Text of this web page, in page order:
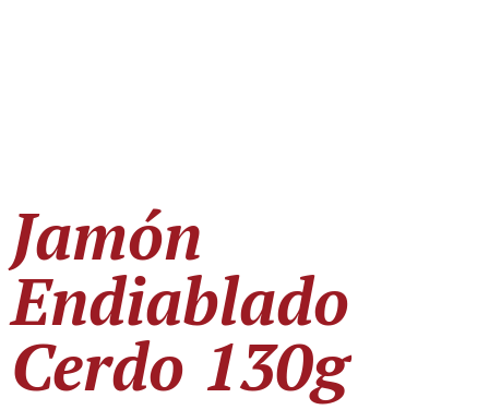
Jamón
Endiablado
Cerdo 130g